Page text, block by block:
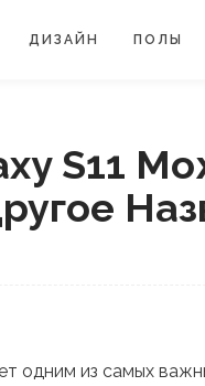
ДИЗАЙН ПОЛЫ
S11
одним из самых